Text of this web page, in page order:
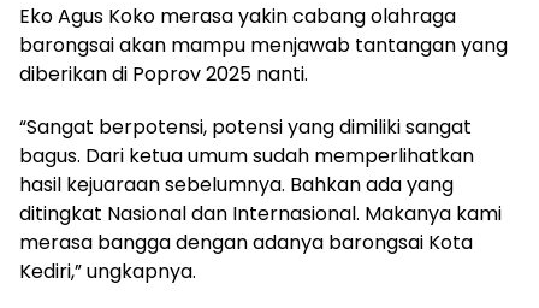
Eko Agus Koko merasa yakin cabang olahraga
barongsai akan mampu menjawab tantangan yang
diberikan di Poprov 2025 nanti.
“Sangat berpotensi, potensi yang dimiliki sangat
bagus. Dari ketua umum sudah memperlihatkan
hasil kejuaraan sebelumnya. Bahkan ada yang
ditingkat Nasional dan Internasional. Makanya kami
merasa bangga dengan adanya barongsai Kota
Kediri,” ungkapnya.